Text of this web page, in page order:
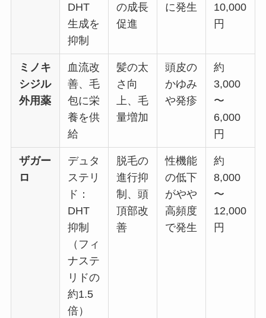
DHT
生成を
抑制
の成長
促進
に発生
10,000
円
ミノキ
シジル
外用薬
血流改
善、毛
包に栄
養を供
給
髪の太
さ向
上、毛
量増加
頭皮の
かゆみ
や発疹
約
3,000
〜
6,000
円
ザガー
ロ
デュタ
ステリ
ド：
DHT
抑制
（フィ
ナステ
リドの
約1.5
倍）
脱毛の
進行抑
制、頭
頂部改
善
性機能
の低下
がやや
高頻度
で発生
約
8,000
〜
12,000
円